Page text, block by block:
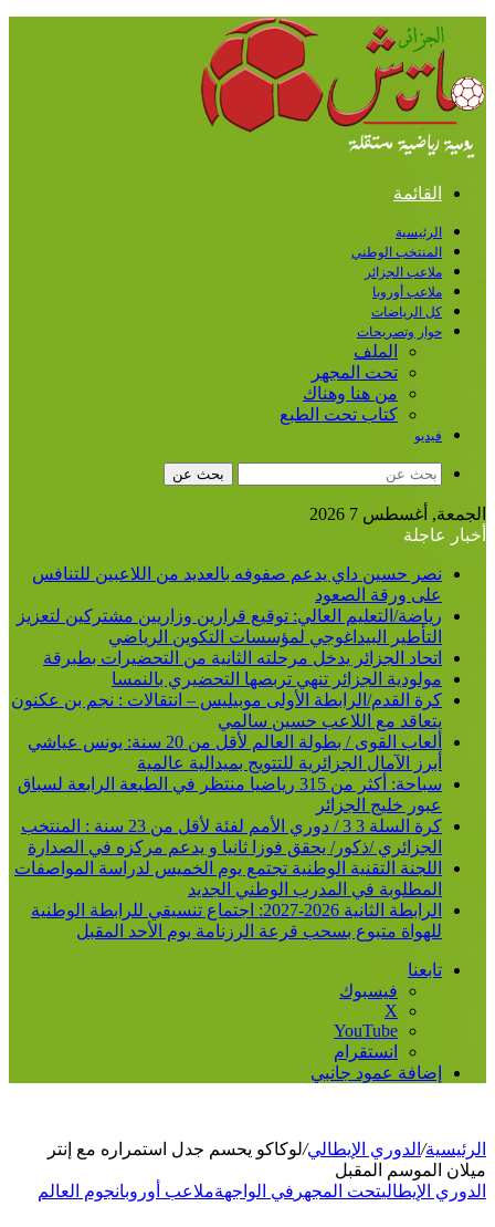
القائمة
الرئيسية
المنتخب الوطني
ملاعب الجزائر
ملاعب أوروبا
كل الرياضات
حوار وتصريحات
الملف
تحت المجهر
من هنا وهناك
كتاب تحت الطبع
فيديو
بحث عن
أغسطس 7 2026
عاجلة
نصر حسين داي يدعم صفوفه بالعديد من اللاعبين للتنافس
على ورقة الصعود
رياضة/التعليم العالي: توقيع قرارين وزاريين مشتركين لتعزيز
التأطير البيداغوجي لمؤسسات التكوين الرياضي
اتحاد الجزائر يدخل مرحلته الثانية من التحضيرات بطبرقة
مولودية الجزائر تنهي تربصها التحضيري بالنمسا
كرة القدم/الرابطة الأولى موبيليس – انتقالات : نجم بن عكنون
يتعاقد مع اللاعب حسين سالمي
ألعاب القوى / بطولة العالم لأقل من 20 سنة: يونس عياشي
أبرز الآمال الجزائرية للتتويج بميدالية عالمية
سباحة: أكثر من 315 رياضيا منتظر في الطبعة الرابعة لسباق
عبور خليج الجزائر
كرة السلة 3 3 / دوري الأمم لفئة لأقل من 23 سنة : المنتخب
الجزائري /ذكور/ يحقق فوزا ثانيا و يدعم مركزه في الصدارة
اللجنة التقنية الوطنية تجتمع يوم الخميس لدراسة المواصفات
المطلوبة في المدرب الوطني الجديد
الرابطة الثانية 2026-2027: اجتماع تنسيقي للرابطة الوطنية
للهواة متبوع بسحب قرعة الرزنامة يوم الأحد المقبل
تابعنا
فيسبوك
‫X
‫YouTube
انستقرام
إضافة عمود جانبي
/الدوري الإيطالي/ لوكاكو يحسم جدل استمراره مع إنتر
الموسم المقبل
الإيطاليتحت المجهرفي الواجهةملاعب أوروبانجوم العالم